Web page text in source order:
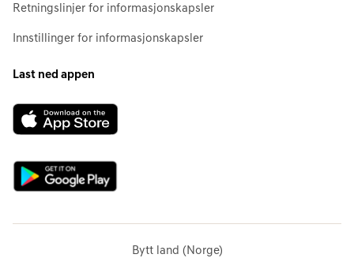
Retningslinjer for informasjonskapsler
Innstillinger for informasjonskapsler
Last ned appen
Bytt land (Norge)